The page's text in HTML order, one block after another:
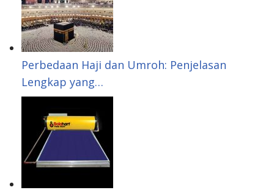
Perbedaan Haji dan Umroh: Penjelasan
Lengkap yang…